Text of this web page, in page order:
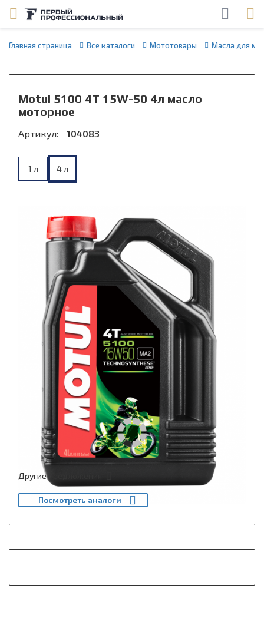
Главная страница Все каталоги Мототовары Масла для
Motul 5100 4T 15W-50 4л масло
моторное
Артикул: 104083
1 л 4 л
Другие предложения
Посмотреть аналоги